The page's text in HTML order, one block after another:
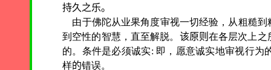
持久之乐。
由于佛陀从业果角度审视一切经验，从粗糙到
到空性的智慧，直至解脱。 该原则 在各层次上之
的。条件是必须诚实: 即，愿意诚实地审视行为
样的错误。